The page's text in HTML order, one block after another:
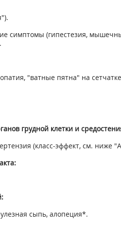
симптомы (гипестезия,
"ватные пятна" на
грудной клетки и
(класс-эффект, см. ниже
сыпь, алопеция*.